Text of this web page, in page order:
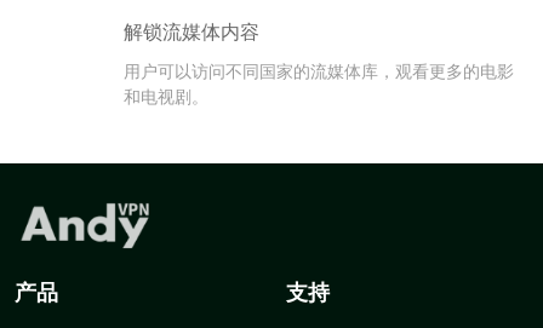
解锁流媒体内容
用户可以访问不同国家的流媒体库，观看更多的电影
和电视剧。
产品 支持